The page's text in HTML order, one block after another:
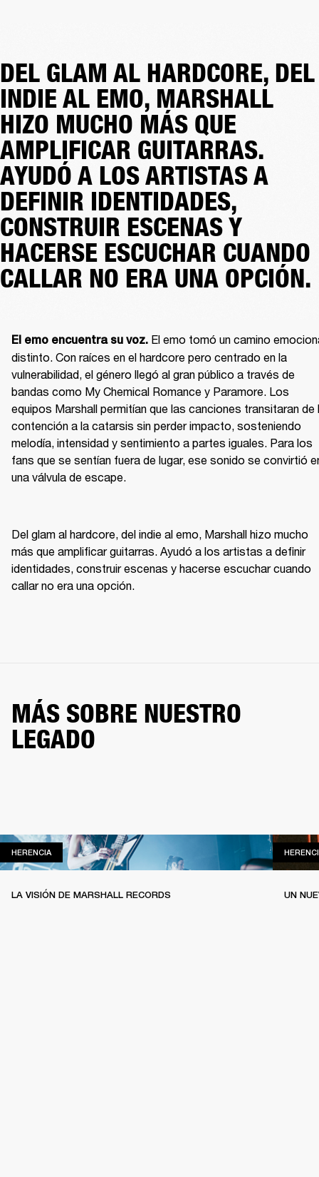
DEL GLAM AL HARDCORE, DEL
INDIE AL EMO, MARSHALL
HIZO MUCHO MÁS QUE
AMPLIFICAR GUITARRAS.
AYUDÓ A LOS ARTISTAS A
DEFINIR IDENTIDADES,
CONSTRUIR ESCENAS Y
HACERSE ESCUCHAR CUANDO
CALLAR NO ERA UNA OPCIÓN.
El emo encuentra su voz. El emo tomó un camino
distinto. Con raíces en el hardcore pero centrado en la
vulnerabilidad, el género llegó al gran público a través de
bandas como My Chemical Romance y Paramore. Los
equipos Marshall permitían que las canciones transitaran de
contención a la catarsis sin perder impacto, sosteniendo
melodía, intensidad y sentimiento a partes iguales. Para los
fans que se sentían fuera de lugar, ese sonido se convirtió
una válvula de escape.
Del glam al hardcore, del indie al emo, Marshall hizo mucho
más que amplificar guitarras. Ayudó a los artistas a definir
identidades, construir escenas y hacerse escuchar cuando
callar no era una opción.
MÁS SOBRE NUESTRO
LEGADO
HERENCIAHERENCIA
LA VISIÓN DE MARSHALL RECORDS UN